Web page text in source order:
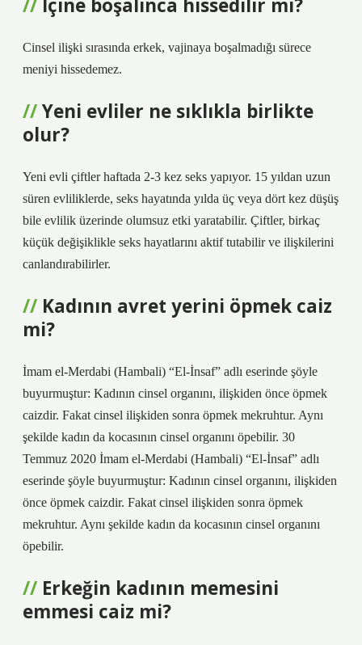
İçine boşalınca hissedilir mi?
Cinsel ilişki sırasında erkek, vajinaya boşalmadığı sürece
meniyi hissedemez.
Yeni evliler ne sıklıkla birlikte
olur?
Yeni evli çiftler haftada 2-3 kez seks yapıyor. 15 yıldan uzun
süren evliliklerde, seks hayatında yılda üç veya dört kez düşüş
bile evlilik üzerinde olumsuz etki yaratabilir. Çiftler, birkaç
küçük değişiklikle seks hayatlarını aktif tutabilir ve ilişkilerini
canlandırabilirler.
Kadının avret yerini öpmek caiz
mi?
İmam el-Merdabi (Hambali) “El-İnsaf” adlı eserinde şöyle
buyurmuştur: Kadının cinsel organını, ilişkiden önce öpmek
caizdir. Fakat cinsel ilişkiden sonra öpmek mekruhtur. Aynı
şekilde kadın da kocasının cinsel organını öpebilir. 30
Temmuz 2020 İmam el-Merdabi (Hambali) “El-İnsaf” adlı
eserinde şöyle buyurmuştur: Kadının cinsel organını, ilişkiden
önce öpmek caizdir. Fakat cinsel ilişkiden sonra öpmek
mekruhtur. Aynı şekilde kadın da kocasının cinsel organını
öpebilir.
Erkeğin kadının memesini
emmesi caiz mi?